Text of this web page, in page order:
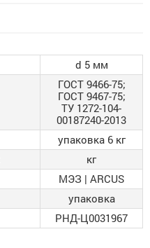
d 5 мм
ГОСТ 9466-75;
ГОСТ 9467-75;
ТУ 1272-104-
00187240-2013
упаковка 6 кг
кг
МЭЗ | ARCUS
упаковка
РНД-Ц0031967